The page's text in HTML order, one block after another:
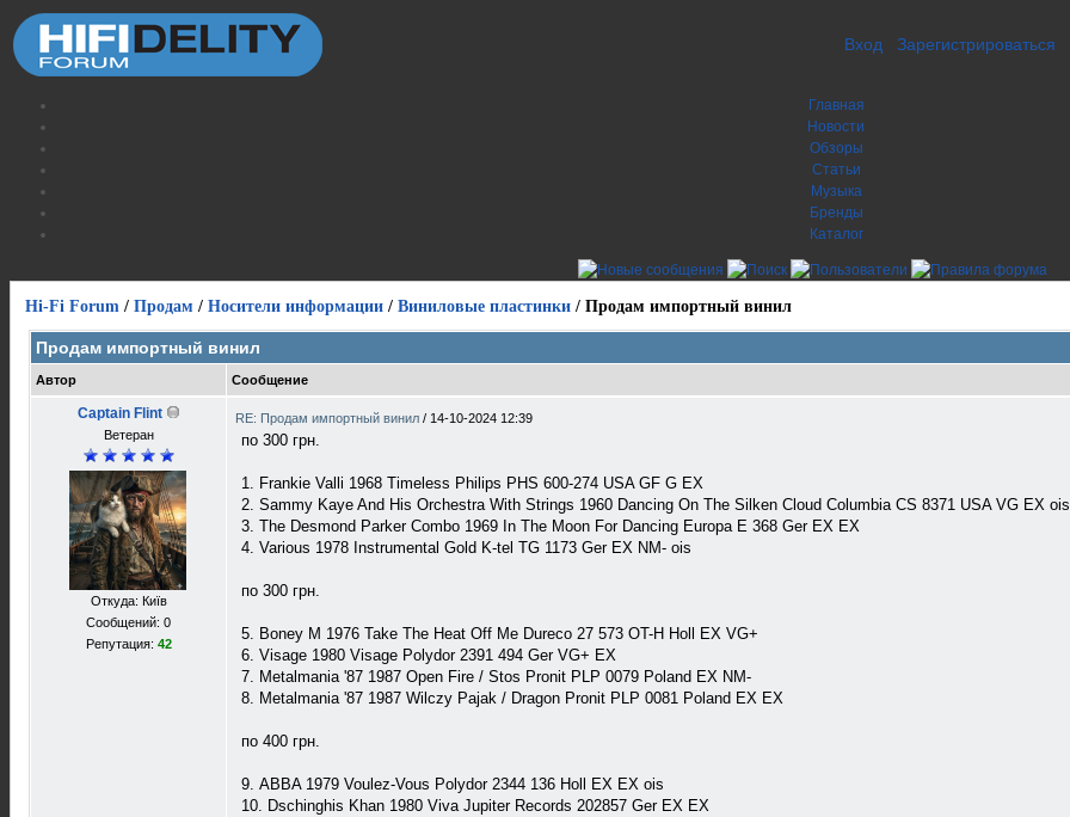
Вход Зарегистрироваться
Главная
Новости
Обзоры
Статьи
Музыка
Бренды
Каталог
Hi-Fi Forum / Продам / Носители информации / Виниловые пластинки / Продам импортный винил
Продам импортный винил
Автор Сообщение
Captain Flint
Ветеран
Откуда: Київ
Сообщений: 0
Репутация: 42
RE: Продам импортный винил / 14-10-2024 12:39
по 300 грн.
1. Frankie Valli 1968 Timeless Philips PHS 600-274 USA GF G EX
2. Sammy Kaye And His Orchestra With Strings 1960 Dancing On The Silken Cloud Columbia CS 8371 USA VG EX ois
3. The Desmond Parker Combo 1969 In The Moon For Dancing Europa E 368 Ger EX EX
4. Various 1978 Instrumental Gold K-tel TG 1173 Ger EX NM- ois
по 300 грн.
5. Boney M 1976 Take The Heat Off Me Dureco 27 573 OT-H Holl EX VG+
6. Visage 1980 Visage Polydor 2391 494 Ger VG+ EX
7. Metalmania '87 1987 Open Fire / Stos Pronit PLP 0079 Poland EX NM-
8. Metalmania '87 1987 Wilczy Pajak / Dragon Pronit PLP 0081 Poland EX EX
по 400 грн.
9. ABBA 1979 Voulez-Vous Polydor 2344 136 Holl EX EX ois
10. Dschinghis Khan 1980 Viva Jupiter Records 202857 Ger EX EX